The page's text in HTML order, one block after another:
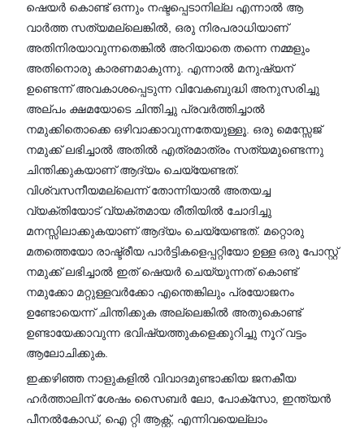
ഷെയർ കൊണ്ട് ഒന്നും നഷ്ടപ്പെടാനില്ല എന്നാൽ ആ
വാർത്ത സത്യമല്ലെങ്കിൽ, ഒരു നിരപരാധിയാണ്
അതിനിരയാവുന്നതെങ്കിൽ അറിയാതെ തന്നെ നമ്മളും
അതിനൊരു കാരണമാകുന്നു. എന്നാൽ മനുഷ്യന്
ഉണ്ടെന്ന് അവകാശപ്പെടുന്ന വിവേകബുദ്ധി അനുസരിച്ചു
അല്പം ക്ഷമയോടെ ചിന്തിച്ചു പ്രവർത്തിച്ചാൽ
നമുക്കിതൊക്കെ ഒഴിവാക്കാവുന്നതേയുള്ളൂ. ഒരു മെസ്സേജ്
നമുക്ക് ലഭിച്ചാൽ അതിൽ എത്രമാത്രം സത്യമുണ്ടെന്നു
ചിന്തിക്കുകയാണ് ആദ്യം ചെയ്യേണ്ടത്.
വിശ്വസനീയമല്ലെന്ന് തോന്നിയാൽ അതയച്ച
വ്യക്തിയോട് വ്യക്തമായ രീതിയിൽ ചോദിച്ചു
മനസ്സിലാക്കുകയാണ് ആദ്യം ചെയ്യേണ്ടത്. മറ്റൊരു
മതത്തെയോ രാഷ്ട്രീയ പാർട്ടികളെപ്പറ്റിയോ ഉള്ള ഒരു പോസ്റ്റ്
നമുക്ക് ലഭിച്ചാൽ ഇത് ഷെയർ ചെയ്യുന്നത് കൊണ്ട്
നമുക്കോ മറ്റുള്ളവർക്കോ എന്തെങ്കിലും പ്രയോജനം
ഉണ്ടോയെന്ന് ചിന്തിക്കുക അല്ലെങ്കിൽ അതുകൊണ്ട്
ഉണ്ടായേക്കാവുന്ന ഭവിഷ്യത്തുകളെക്കുറിച്ചു നൂറ് വട്ടം
ആലോചിക്കുക.
ഇക്കഴിഞ്ഞ നാളുകളിൽ വിവാദമുണ്ടാക്കിയ ജനകീയ
ഹർത്താലിന് ശേഷം സൈബർ ലോ, പോക്സോ, ഇന്ത്യൻ
പീനൽകോഡ്, ഐ റ്റി ആക്റ്റ്, എന്നിവയെല്ലാം